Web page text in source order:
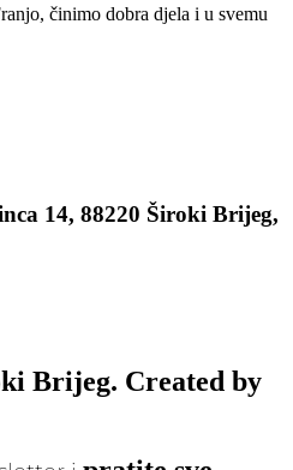
činimo dobra djela i u svemu
14, 88220 Široki Brijeg,
Brijeg. Created by